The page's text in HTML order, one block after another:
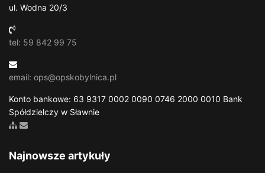
ul. Wodna 20/3
tel: 59 842 99 75
email: ops@opskobylnica.pl
Konto bankowe: 63 9317 0002 0090 0746 2000 0010 Bank
Spółdzielczy w Sławnie
Zobacz mapę strony
Wyślij email
Najnowsze artykuły